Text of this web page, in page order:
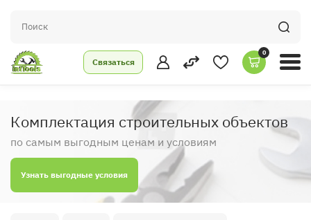
Связаться
0
Комплектация строительных объектов
по самым выгодным ценам и условиям
Узнать выгодные условия